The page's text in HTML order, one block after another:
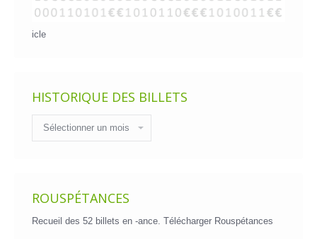
icle
HISTORIQUE DES BILLETS
des
billets
ROUSPÉTANCES
Recueil des 52 billets en -ance. Télécharger Rouspétances